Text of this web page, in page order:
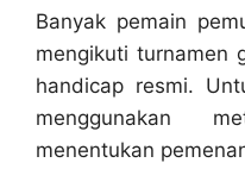
Banyak pemain
mengikuti turnamen
handicap resmi.
menggunakan
menentukan